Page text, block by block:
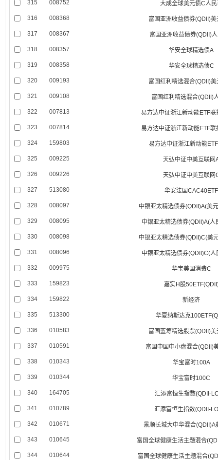
315 008752 大成全球美元债C人
316 008368 富国亚洲收益债券(QDII)
317 008367 富国亚洲收益债券(QDII)
318 008357 华安全球精选债A
319 008358 华安全球精选债C
320 009193 富国红利精选混合(QDII)
321 009108 富国红利精选混合(QDII)
322 007813 易方达中证浙江新动能ETF联
323 007814 易方达中证浙江新动能ETF联
324 159803 易方达中证浙江新动能
325 009225 天弘中证中美互联网
326 009226 天弘中证中美互联网
327 513080 华安法国CAC40ETF
328 008097 中银亚太精选债券(QDII)A(美
329 008095 中银亚太精选债券(QDII)A(人
330 008098 中银亚太精选债券(QDII)C(美
331 008096 中银亚太精选债券(QDII)C(人
332 009975 华宝美国消费C
333 159823 嘉实H股
334 159822 新经济
335 513300 华夏纳斯达克
336 010583 富国蓝筹精选股票(QDII)
337 010591 富国中国中小盘混合(QDII)
338 010343 华宝富时100A
339 010344 华宝富时100C
340 164705 汇添富恒生指数(QDII-
341 010789 汇添富恒生指数(QDII-
342 010671 景顺长城大中华混合(QDII)A
343 010645 富国全球健康生活主题混合
344 010644 富国全球健康生活主题混合